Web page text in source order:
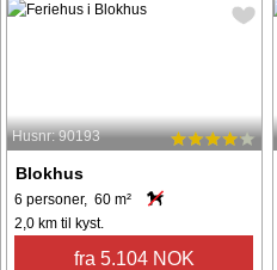
Husnr: 90193
Blokhus
6 personer, 60 m²
2,0 km til kyst.
fra 5.104 NOK